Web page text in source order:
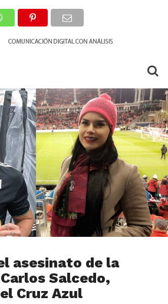
asesinato de la
Salcedo,
Cruz Azul